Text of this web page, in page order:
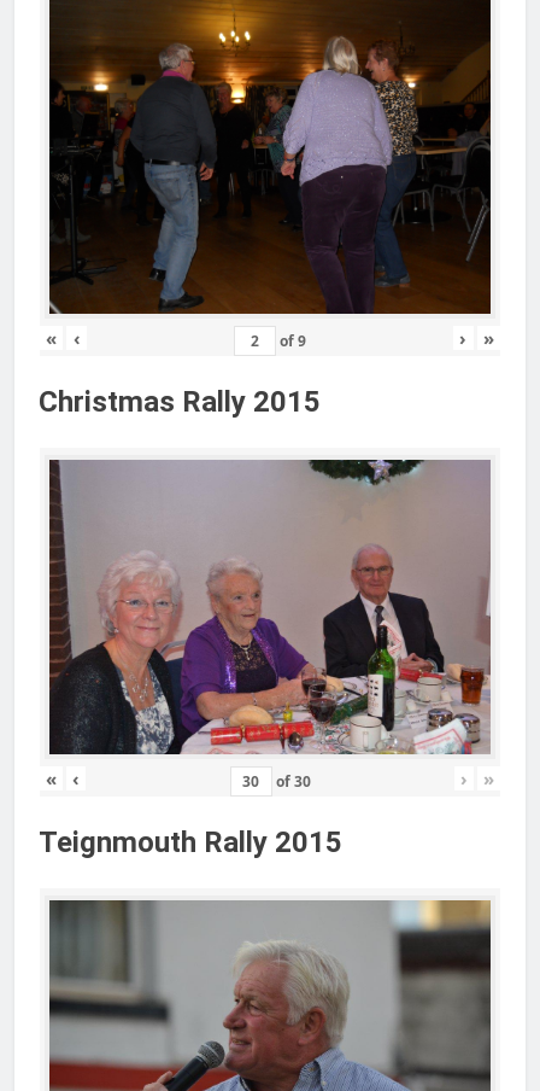
« ‹ of9 › »
Christmas Rally 2015
« ‹ of30 › »
Teignmouth Rally 2015